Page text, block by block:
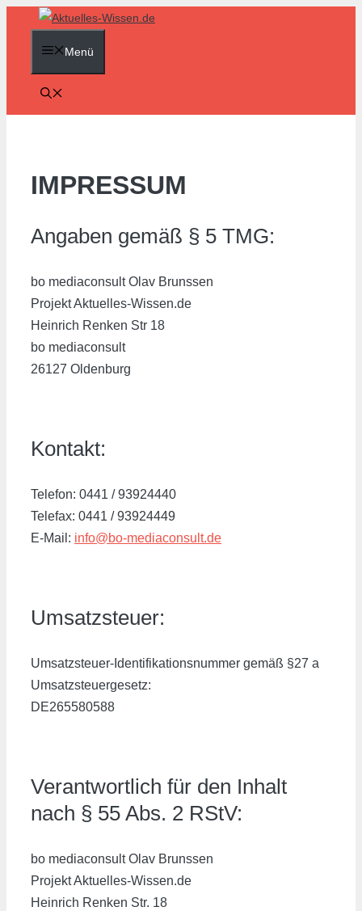
Menü
IMPRESSUM
Angaben gemäß § 5 TMG:
bo mediaconsult Olav Brunssen
Projekt Aktuelles-Wissen.de
Heinrich Renken Str 18
bo mediaconsult
26127 Oldenburg
Kontakt:
Telefon: 0441 / 93924440
Telefax: 0441 / 93924449
E-Mail: info@bo-mediaconsult.de
Umsatzsteuer:
Umsatzsteuer-Identifikationsnummer gemäß §27 a
Umsatzsteuergesetz:
DE265580588
Verantwortlich für den Inhalt
nach § 55 Abs. 2 RStV:
bo mediaconsult Olav Brunssen
Projekt Aktuelles-Wissen.de
Heinrich Renken Str. 18